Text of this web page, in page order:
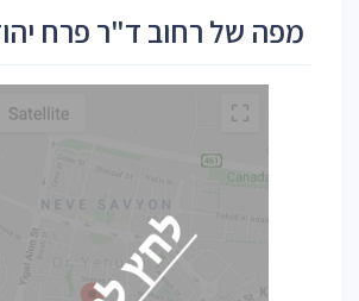
מפה של רחוב ד"ר פרח